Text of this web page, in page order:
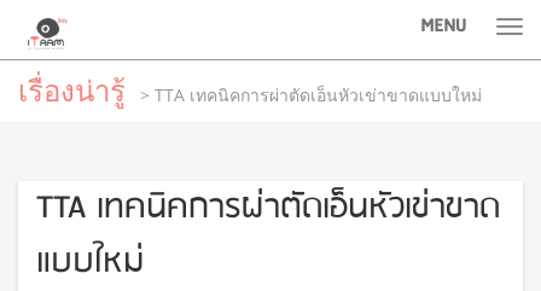
MENU
เรื่องน่ารู้ > TTA เทคนิคการผ่าตัดเอ็นหัวเข่าขาดแบบใหม่
TTA เทคนิคการผ่าตัดเอ็นหัวเข่าขาด
แบบใหม่